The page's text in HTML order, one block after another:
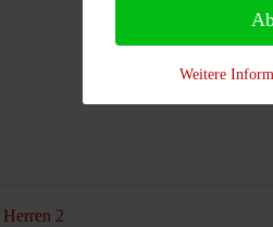
Herren 2
Weitere